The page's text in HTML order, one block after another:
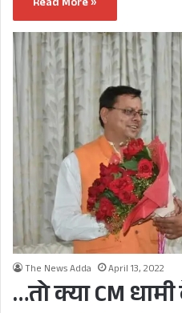
Read More »
The News Adda April 13, 2022
…तो क्या CM